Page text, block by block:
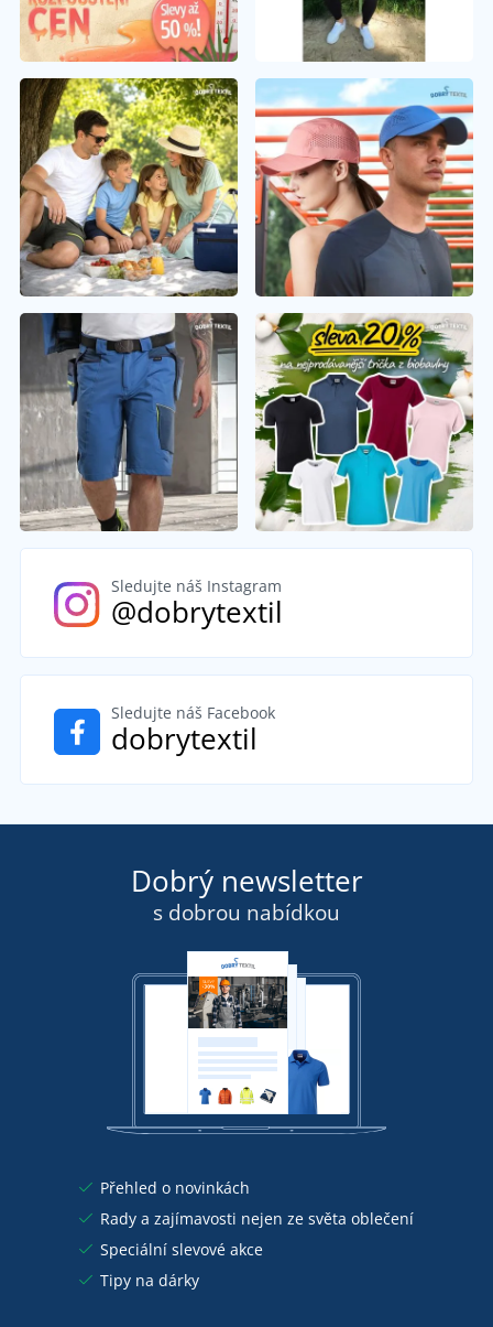
Sledujte náš Instagram
@dobrytextil
Sledujte náš Facebook
dobrytextil
Dobrý newsletter
s dobrou nabídkou
Přehled o novinkách
Rady a zajímavosti nejen ze světa oblečení
Speciální slevové akce
Tipy na dárky